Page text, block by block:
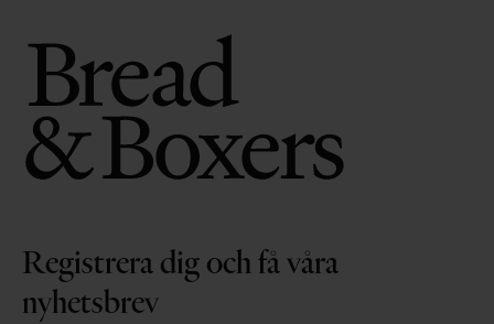
Registrera dig och få våra
nyhetsbrev